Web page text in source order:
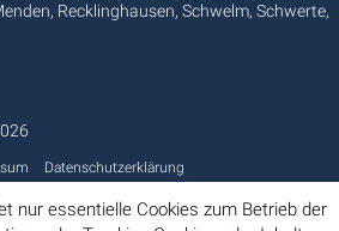
Recklinghausen, Schwelm, Schwerte,
Datenschutzerklärung
nur essentielle Cookies zum Betrieb der